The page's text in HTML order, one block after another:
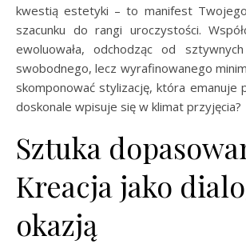
kwestią estetyki – to manifest
szacunku do rangi uroczystości.
ewoluowała, odchodząc od
swobodnego, lecz wyrafinowanego
skomponować stylizację, która emanuje
doskonale wpisuje się w klimat przyjęcia?
Sztuka
Kreacja jako
okazją